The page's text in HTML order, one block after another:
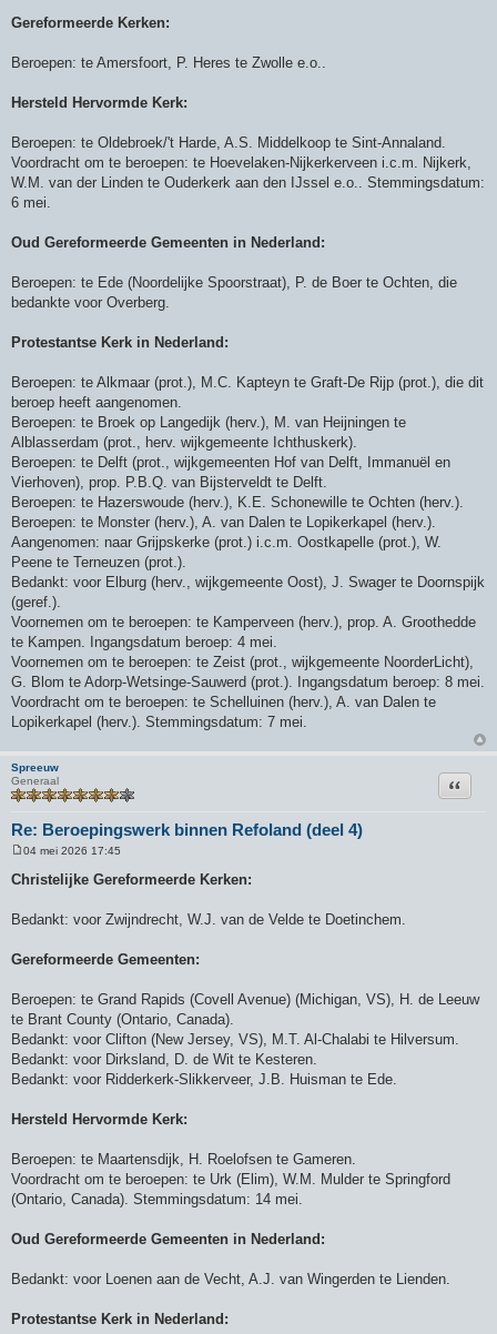
Gereformeerde Kerken:
Beroepen: te Amersfoort, P. Heres te Zwolle e.o..
Hersteld Hervormde Kerk:
Beroepen: te Oldebroek/'t Harde, A.S. Middelkoop te Sint-Annaland.
Voordracht om te beroepen: te Hoevelaken-Nijkerkerveen i.c.m. Nijkerk,
W.M. van der Linden te Ouderkerk aan den IJssel e.o.. Stemmingsdatum:
6 mei.
Oud Gereformeerde Gemeenten in Nederland:
Beroepen: te Ede (Noordelijke Spoorstraat), P. de Boer te Ochten, die
bedankte voor Overberg.
Protestantse Kerk in Nederland:
Beroepen: te Alkmaar (prot.), M.C. Kapteyn te Graft-De Rijp (prot.), die dit
beroep heeft aangenomen.
Beroepen: te Broek op Langedijk (herv.), M. van Heijningen te
Alblasserdam (prot., herv. wijkgemeente Ichthuskerk).
Beroepen: te Delft (prot., wijkgemeenten Hof van Delft, Immanuël en
Vierhoven), prop. P.B.Q. van Bijsterveldt te Delft.
Beroepen: te Hazerswoude (herv.), K.E. Schonewille te Ochten (herv.).
Beroepen: te Monster (herv.), A. van Dalen te Lopikerkapel (herv.).
Aangenomen: naar Grijpskerke (prot.) i.c.m. Oostkapelle (prot.), W.
Peene te Terneuzen (prot.).
Bedankt: voor Elburg (herv., wijkgemeente Oost), J. Swager te Doornspijk
(geref.).
Voornemen om te beroepen: te Kamperveen (herv.), prop. A. Groothedde
te Kampen. Ingangsdatum beroep: 4 mei.
Voornemen om te beroepen: te Zeist (prot., wijkgemeente NoorderLicht),
G. Blom te Adorp-Wetsinge-Sauwerd (prot.). Ingangsdatum beroep: 8 mei.
Voordracht om te beroepen: te Schelluinen (herv.), A. van Dalen te
Lopikerkapel (herv.). Stemmingsdatum: 7 mei.
Spreeuw
Generaal
Re: Beroepingswerk binnen Refoland (deel 4)
Citeer
e
r
h
04 mei 2026 17:45
Christelijke Gereformeerde Kerken:
Bedankt: voor Zwijndrecht, W.J. van de Velde te Doetinchem.
Gereformeerde Gemeenten:
Beroepen: te Grand Rapids (Covell Avenue) (Michigan, VS), H. de Leeuw
te Brant County (Ontario, Canada).
Bedankt: voor Clifton (New Jersey, VS), M.T. Al-Chalabi te Hilversum.
Bedankt: voor Dirksland, D. de Wit te Kesteren.
Bedankt: voor Ridderkerk-Slikkerveer, J.B. Huisman te Ede.
Hersteld Hervormde Kerk:
Beroepen: te Maartensdijk, H. Roelofsen te Gameren.
Voordracht om te beroepen: te Urk (Elim), W.M. Mulder te Springford
(Ontario, Canada). Stemmingsdatum: 14 mei.
Oud Gereformeerde Gemeenten in Nederland:
Bedankt: voor Loenen aan de Vecht, A.J. van Wingerden te Lienden.
Protestantse Kerk in Nederland: